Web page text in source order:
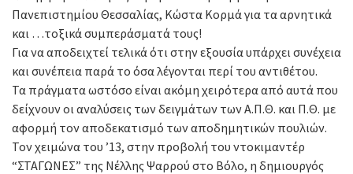
Πανεπιστημίου Θεσσαλίας, Κώστα Κορµά για τα αρνητικά
και …τοξικά συμπεράσματά τους!
Για να αποδειχτεί τελικά ότι στην εξουσία υπάρχει συνέχεια
και συνέπεια παρά το όσα λέγονται περί του αντιθέτου.
Τα πράγματα ωστόσο είναι ακόμη χειρότερα από αυτά που
δείχνουν οι αναλύσεις των δειγμάτων των Α.Π.Θ. και Π.Θ. με
αφορμή τον αποδεκατισμό των αποδημητικών πουλιών.
Τον χειμώνα του ’13, στην προβολή του ντοκιμαντέρ
“ΣΤΑΓΩΝΕΣ” της Νέλλης Ψαρρού στο Βόλο, η δημιουργός